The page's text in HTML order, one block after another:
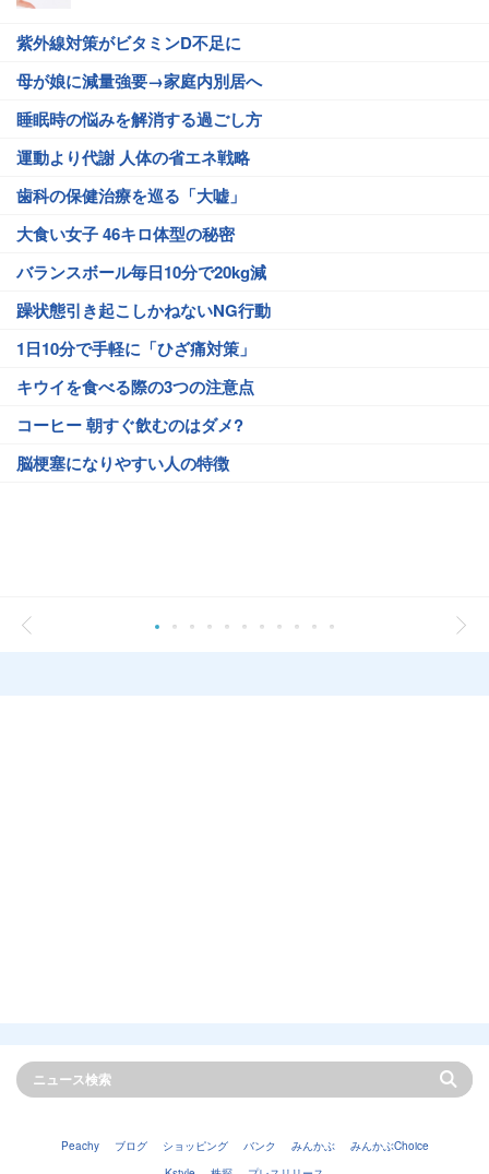
紫外線対策がビタミンD不足に
母が娘に減量強要→家庭内別居へ
睡眠時の悩みを解消する過ごし方
運動より代謝 人体の省エネ戦略
歯科の保健治療を巡る「大嘘」
大食い女子 46キロ体型の秘密
バランスボール毎日10分で20kg減
躁状態引き起こしかねないNG行動
1日10分で手軽に「ひざ痛対策」
キウイを食べる際の3つの注意点
コーヒー 朝すぐ飲むのはダメ?
脳梗塞になりやすい人の特徴
Peachy ブログ ショッピング バンク みんかぶ
みんかぶChoice